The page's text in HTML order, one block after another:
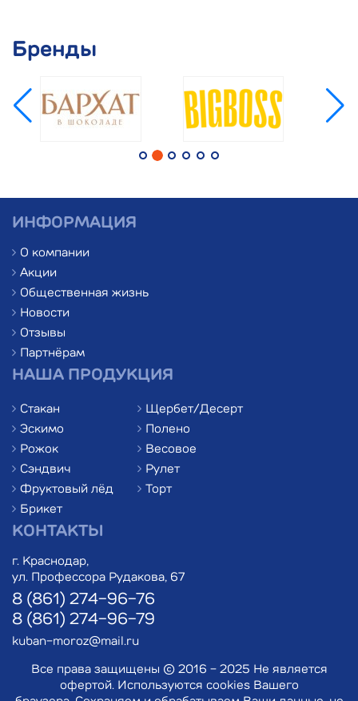
Бренды
ИНФОРМАЦИЯ
О компании
Акции
Общественная жизнь
Новости
Отзывы
Партнёрам
НАША ПРОДУКЦИЯ
Стакан
Эскимо
Рожок
Сэндвич
Фруктовый лёд
Брикет
Щербет/Десерт
Полено
Весовое
Рулет
Торт
КОНТАКТЫ
г. Краснодар,
ул. Профессора Рудакова, 67
8 (861) 274-96-76
8 (861) 274-96-79
kuban-moroz@mail.ru
Все права защищены © 2016 - 2025 Не является
офертой. Используются cookies Вашего